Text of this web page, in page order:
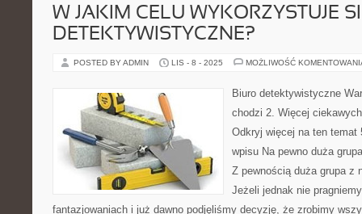
W JAKIM CELU WYKORZYSTUJE
DETEKTYWISTYCZNE?
POSTED BY ADMIN LIS - 8 - 2025 MOŻLIWOŚĆ
Biuro detektywistyczne
chodzi 2. Więcej
Odkryj więcej na ten temat
wpisu Na pewno duża
Z pewnością duża grupa z
Jeżeli jednak nie
fantazjowaniach i już dawno podjęliśmy decyzję, że zrobimy